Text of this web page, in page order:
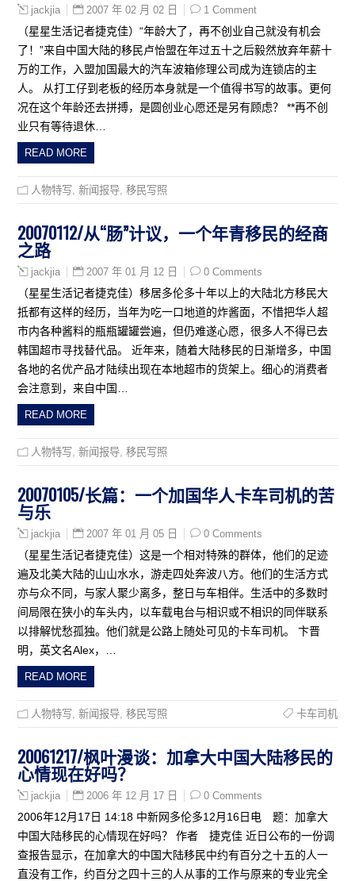
jackjia 2007 年 02 月 02 日 1 Comment
（星星生活记者捷克佳）“年龄大了，再不创业自己就没有机会
了！”来自中国大陆的移民卢怡盟在年过五十之后毅然放弃年薪十
万的工作，入盟加国最大的汽车波箱修理公司成为连锁店的主
人。 从打工仔到老板的经历本身就是一个值得书写的故事。更何
况在这个年龄还去拼搏，是圆创业心愿还是另有顾虑？ **再不创
业只有等待退休…
READ MORE
人物特写 ,新闻报导 ,移民写照
20070112/从“肠”计议，一个年青移民的经商
之路
jackjia 2007 年 01 月 12 日 0 Comments
（星星生活记者捷克佳）移居多伦多十年以上的大陆北方移民大
抵都有这样的经历，当年为吃一口地道的炸酱面，不惜把华人超
市内各种酱料的瓶瓶罐罐尝遍，但仍难遂心愿，很多人不得已去
韩国超市寻找替代品。 近年来，随着大陆移民的日渐增多，中国
各地的名优产品才陆续出现在本地超市的货架上。细心的消费者
会注意到，来自中国…
READ MORE
人物特写 ,新闻报导 ,移民写照
20070105/长篇：一个加国华人卡车司机的苦
与乐
jackjia 2007 年 01 月 05 日 0 Comments
（星星生活记者捷克佳）这是一个相对特殊的群体，他们的足迹
遍及北美大陆的山山水水，游走四处奔波八方。他们的生活方式
亦与众不同，与家人聚少离多，整日与车相伴。生活中的多数时
间局限在狭小的车头内，以车载电台与相识或不相识的同伴联系
以排解忧愁孤独。他们就是公路上随处可见的卡车司机。 卞晋
明，英文名Alex，…
READ MORE
人物特写 ,新闻报导 ,移民写照 卡车司机
20061217/枫叶漫谈：加拿大中国大陆移民的
心情现在好吗？
jackjia 2006 年 12 月 17 日 0 Comments
2006年12月17日 14:18 中新网多伦多12月16日电 题：加拿大
中国大陆移民的心情现在好吗？ 作者 捷克佳 近日公布的一份调
查报告显示，在加拿大的中国大陆移民中约有百分之十五的人一
直没有工作，约百分之四十三的人从事的工作与原来的专业完全